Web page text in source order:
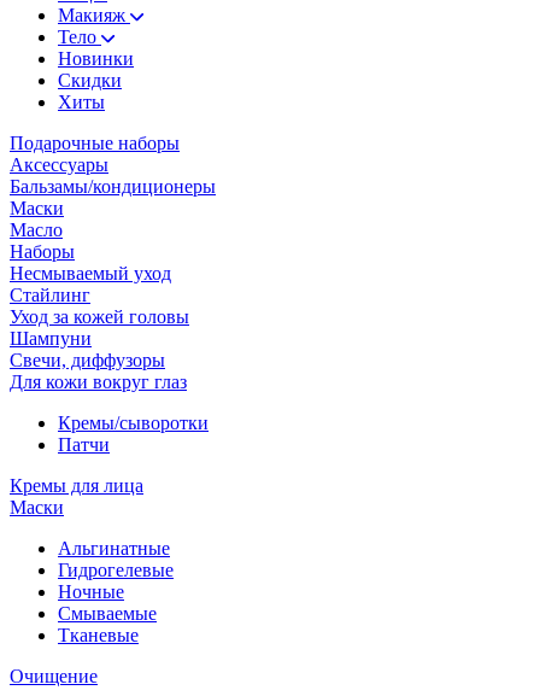
Макияж
Тело
Новинки
Скидки
Хиты
Подарочные наборы
Аксессуары
Бальзамы/кондиционеры
Маски
Масло
Наборы
Несмываемый уход
Стайлинг
Уход за кожей головы
Шампуни
Свечи, диффузоры
Для кожи вокруг глаз
Кремы/сыворотки
Патчи
Кремы для лица
Маски
Альгинатные
Гидрогелевые
Ночные
Смываемые
Тканевые
Очищение